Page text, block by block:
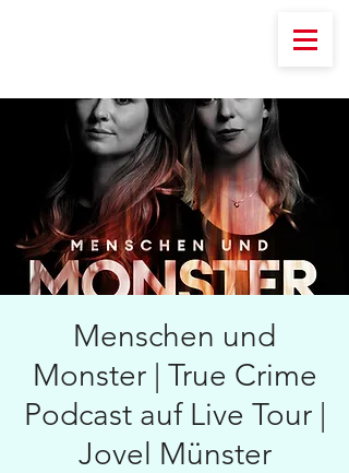
Menschen und
Monster | True Crime
Podcast auf Live Tour |
Jovel Münster